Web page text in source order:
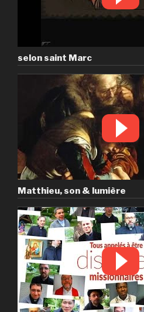
selon saint Marc
Matthieu, son & lumière